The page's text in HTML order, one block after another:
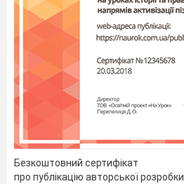
Безкоштовний сертифікат
про публікацію авторської розробки